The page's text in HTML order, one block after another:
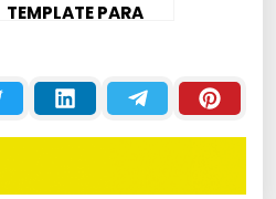
TEMPLATE PARA